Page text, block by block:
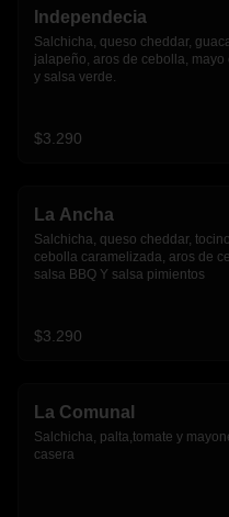
Independecia
Salchicha, queso cheddar,
jalapeño, aros de cebolla, mayo
y salsa verde.
$3.290
La Ancha
Salchicha, queso cheddar,
cebolla caramelizada, aros de
salsa BBQ Y salsa pimientos
$3.290
La Comunal
Salchicha, palta,tomate y
casera